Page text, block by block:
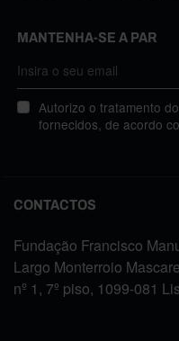
MANTENHA-SE A PAR
Autorizo o tratamento
fornecidos, de acordo
CONTACTOS
Fundação Francisco
Largo Monterroio
nº 1, 7º piso, 1099-081